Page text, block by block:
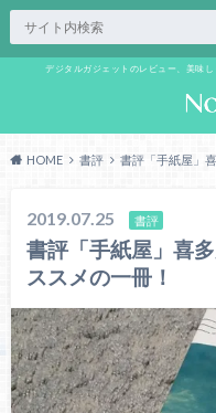
デジタルガジェットのレビュー、美味
HOME 書評 書評「手紙屋」
2019.07.25 書評
書評「手紙屋」喜
ススメの一冊！